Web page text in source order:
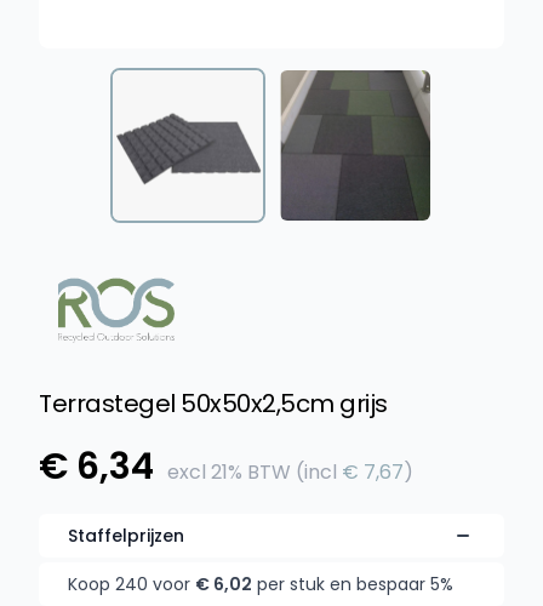
Terrastegel 50x50x2,5cm grijs
Product informatie
€ 6,34 excl 21% BTW (incl € 7,67)
Staffelprijzen
Koop 240 voor € 6,02 per stuk en bespaar 5%